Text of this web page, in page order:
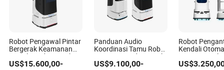
6. Jalan ke Depan: Menuju Ekosistem
Robotik yang Terharmonisasi
Ketika tirai ditutup pada World Robot Conference 2025,
Robot Pengawal Pintar
Bergerak Keamanan
Patroli Cerdas untuk
Gedung Perkantoran
US$15.600,00-
Panduan Audio
Koordinasi Tamu Robot
Layanan Cerdas untuk
Bandara dan Hotel
US$9.100,00-
Robot
Kendali
Restoran
Ruangan
US$